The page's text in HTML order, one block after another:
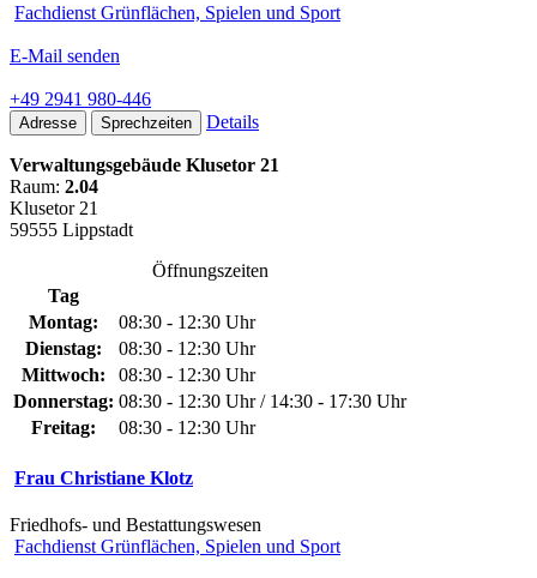
Fachdienst Grünflächen, Spielen und Sport
E-Mail senden
+49 2941 980-446
Adresse Sprechzeiten Details
Verwaltungsgebäude Klusetor 21
Raum: 2.04
Klusetor 21
59555 Lippstadt
Öffnungszeiten
Tag
Montag:
08:30 - 12:30 Uhr
Dienstag:
08:30 - 12:30 Uhr
Mittwoch:
08:30 - 12:30 Uhr
Donnerstag: 08:30 - 12:30 Uhr / 14:30 - 17:30 Uhr
Freitag:
08:30 - 12:30 Uhr
Frau Christiane Klotz
Friedhofs- und Bestattungswesen
Fachdienst Grünflächen, Spielen und Sport